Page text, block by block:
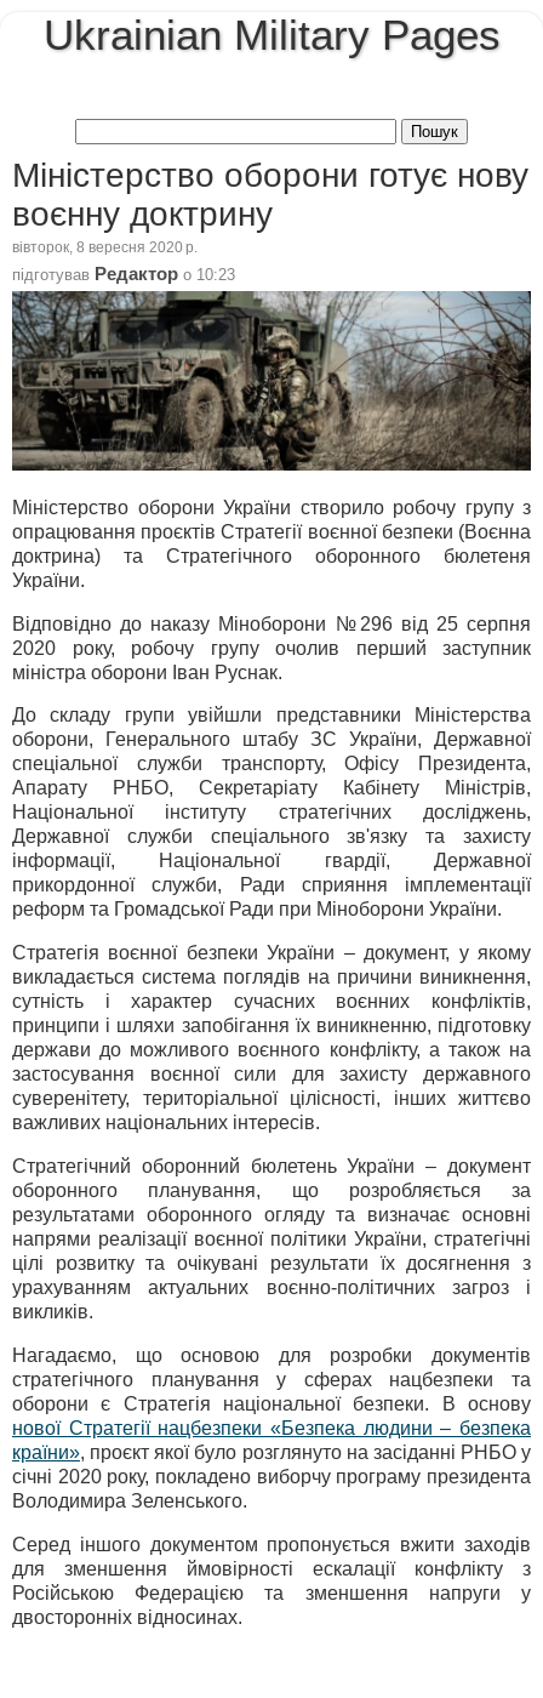
Ukrainian Military Pages
Міністерство оборони готує нову
воєнну доктрину
вівторок, 8 вересня 2020 р.
підготував Редактор о 10:23
Міністерство оборони України створило робочу групу з
опрацювання проєктів Стратегії воєнної безпеки (Воєнна
доктрина) та Стратегічного оборонного бюлетеня
України.
Відповідно до наказу Міноборони №296 від 25 серпня
2020 року, робочу групу очолив перший заступник
міністра оборони Іван Руснак.
До складу групи увійшли представники Міністерства
оборони, Генерального штабу ЗС України, Державної
спеціальної служби транспорту, Офісу Президента,
Апарату РНБО, Секретаріату Кабінету Міністрів,
Національної інституту стратегічних досліджень,
Державної служби спеціального зв'язку та захисту
інформації, Національної гвардії, Державної
прикордонної служби, Ради сприяння імплементації
реформ та Громадської Ради при Міноборони України.
Стратегія воєнної безпеки України – документ, у якому
викладається система поглядів на причини виникнення,
сутність і характер сучасних воєнних конфліктів,
принципи і шляхи запобігання їх виникненню, підготовку
держави до можливого воєнного конфлікту, а також на
застосування воєнної сили для захисту державного
суверенітету, територіальної цілісності, інших життєво
важливих національних інтересів.
Стратегічний оборонний бюлетень України – документ
оборонного планування, що розробляється за
результатами оборонного огляду та визначає основні
напрями реалізації воєнної політики України, стратегічні
цілі розвитку та очікувані результати їх досягнення з
урахуванням актуальних воєнно-політичних загроз і
викликів.
Нагадаємо, що основою для розробки документів
стратегічного планування у сферах нацбезпеки та
оборони є Стратегія національної безпеки. В основу
нової Стратегії нацбезпеки «Безпека людини – безпека
країни», проєкт якої було розглянуто на засіданні РНБО у
січні 2020 року, покладено виборчу програму президента
Володимира Зеленського.
Серед іншого документом пропонується вжити заходів
для зменшення ймовірності ескалації конфлікту з
Російською Федерацією та зменшення напруги у
двосторонніх відносинах.